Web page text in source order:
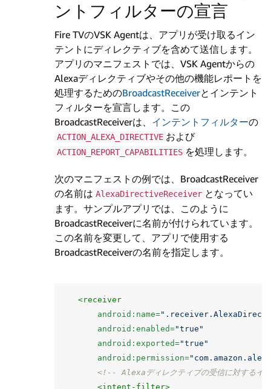
ントフィルターの宣言
Fire TVのVSK Agentは、アプリが受け取るイン
テントにディレクティブを含めて送信します。
アプリのマニフェストでは、VSK Agentからの
Alexaディレクティブやその他の機能レポートを
処理するためのBroadcastReceiverとインテント
フィルターを宣言します。この
BroadcastReceiverは、 インテントフィルターの
ACTION_ALEXA_DIRECTIVE および
ACTION_REPORT_CAPABILITIES を処理します。
次のマニフェストの例では、BroadcastReceiver
の名前は AlexaDirectiveReceiver となってい
ます。サンプルアプリでは、このように
BroadcastReceiverに名前が付けられています。
この名前を変更して、アプリで使用する
BroadcastReceiverの名前を指定します。
<receiver
android:name=
android:enabled="true"
android:exported="true"
android:permission=
<!-- Alexaディレクティブの受信に対するイ
<intent-filter>